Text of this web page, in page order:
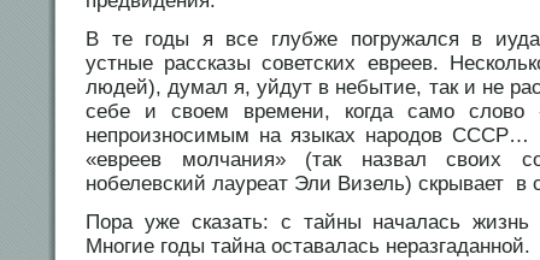
В те годы я все глубже погружался в
устные рассказы советских евреев.
людей), думал я, уйдут в небытие, так и не
себе и своем времени, когда само слово
непроизносимым на языках народов СССР…
«евреев молчания» (так назвал своих
нобелевский лауреат Эли Визель) скрывает в
Пора уже сказать: с тайны началась жизнь
Многие годы тайна оставалась неразгаданной.